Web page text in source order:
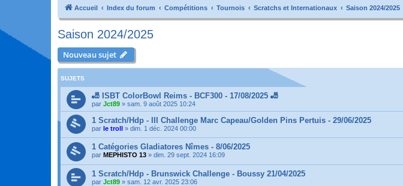
Accueil Index du forum Compétitions Tournois Scratchs et Internationaux Saison 2024/2025
Saison 2024/2025
Nouveau sujet
SUJETS
🎳 ISBT ColorBowl Reims - BCF300 - 17/08/2025 🎳
par Jct89 » sam. 9 août 2025 10:24
1 Scratch/Hdp - III Challenge Marc Capeau/Golden Pins Pertuis - 29/06/2025
par le troll » dim. 1 déc. 2024 00:00
1 Catégories Gladiatores Nîmes - 8/06/2025
par MEPHISTO 13 » dim. 29 sept. 2024 16:09
1 Scratch/Hdp - Brunswick Challenge - Boussy 21/04/2025
par Jct89 » sam. 12 avr. 2025 23:06